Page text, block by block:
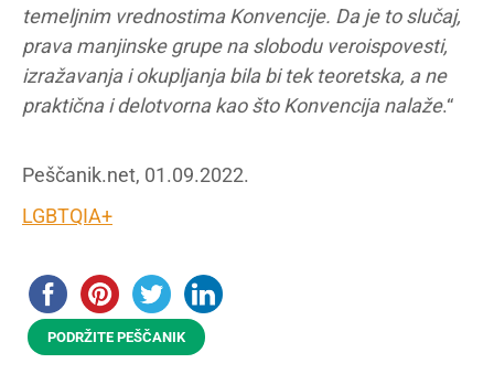
temeljnim vrednostima Konvencije. Da je to slučaj,
prava manjinske grupe na slobodu veroispovesti,
izražavanja i okupljanja bila bi tek teoretska, a ne
praktična i delotvorna kao što Konvencija nalaže.“
Peščanik.net, 01.09.2022.
LGBTQIA+
PODRŽITE PEŠČANIK